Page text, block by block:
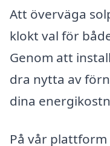
Att överväga
klokt val för
Genom att
dra nytta av
dina
På vår